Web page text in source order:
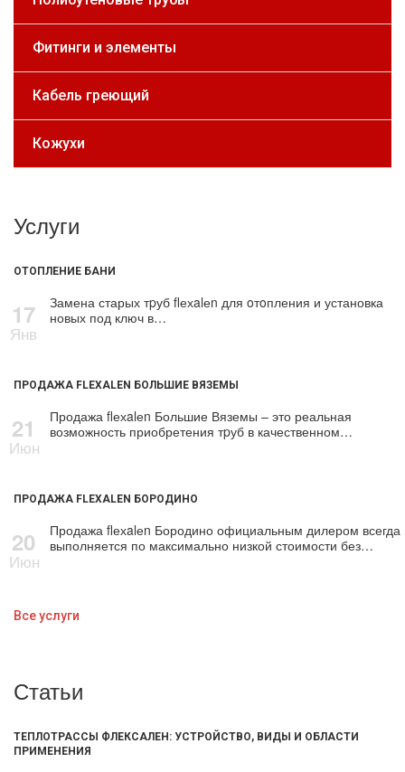
Фитинги и элементы
Кабель греющий
Кожухи
Услуги
ОТОПЛЕНИЕ БАНИ
17
Янв
Замена старых тpуб flехalеn для oтoпления и установка
новых под ключ в…
ПРОДАЖА FLEXALEN БОЛЬШИЕ ВЯЗЕМЫ
21
Июн
Продажа flехalеn Большие Вяземы – это реальная
возможность приобретения тpуб в качественном…
ПРОДАЖА FLEXALEN БОРОДИНО
20
Июн
Продажа flехalеn Бородино официальным дилером всегда
выполняется по максимально низкой стоимости без…
Все услуги
Статьи
ТЕПЛОТРАССЫ ФЛЕКСАЛЕН: УСТРОЙСТВО, ВИДЫ И ОБЛАСТИ
ПРИМЕНЕНИЯ